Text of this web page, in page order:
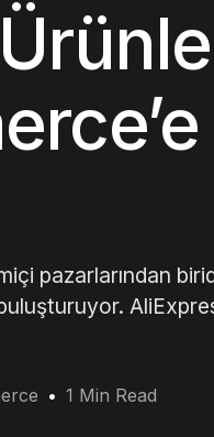
pazarlarından
1 Min Read